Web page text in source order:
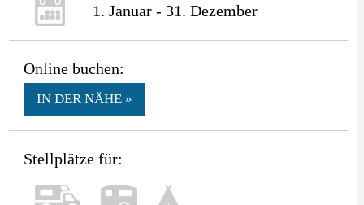
1. Januar - 31. Dezember
Online buchen:
IN DER NÄHE »
Stellplätze für: